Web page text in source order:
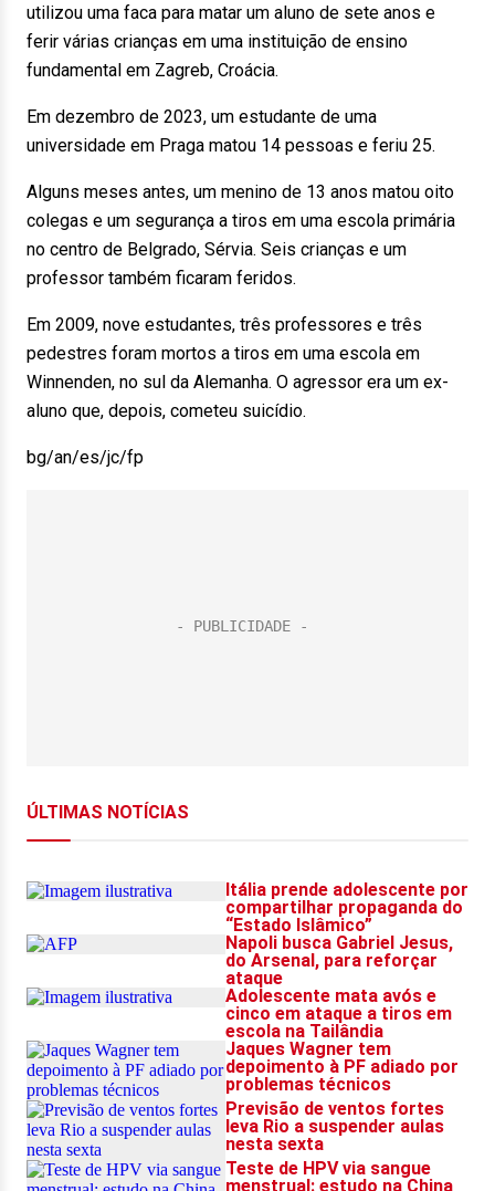
utilizou uma faca para matar um aluno de sete anos e
ferir várias crianças em uma instituição de ensino
fundamental em Zagreb, Croácia.
Em dezembro de 2023, um estudante de uma
universidade em Praga matou 14 pessoas e feriu 25.
Alguns meses antes, um menino de 13 anos matou oito
colegas e um segurança a tiros em uma escola primária
no centro de Belgrado, Sérvia. Seis crianças e um
professor também ficaram feridos.
Em 2009, nove estudantes, três professores e três
pedestres foram mortos a tiros em uma escola em
Winnenden, no sul da Alemanha. O agressor era um ex-
aluno que, depois, cometeu suicídio.
bg/an/es/jc/fp